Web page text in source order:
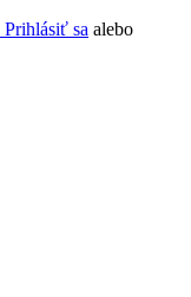
Prihlásiť sa alebo